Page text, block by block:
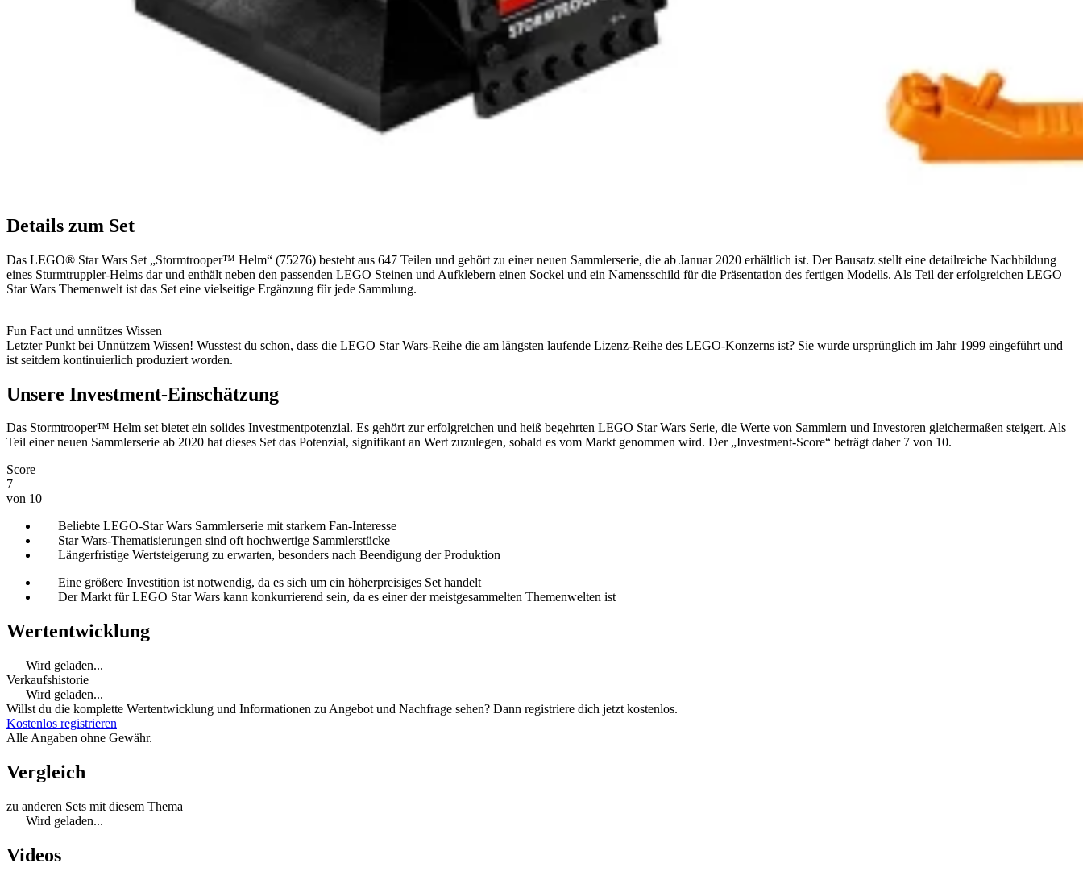
Details zum Set
Das LEGO® Star Wars Set „Stormtrooper™ Helm“ (75276) besteht aus 647 Teilen und gehört zu einer neuen Sammlerserie, die ab Januar 2020 erhältlich ist. Der Bausatz stellt eine detailreiche Nachbildung
eines Sturmtruppler-Helms dar und enthält neben den passenden LEGO Steinen und Aufklebern einen Sockel und ein Namensschild für die Präsentation des fertigen Modells. Als Teil der erfolgreichen LEGO
Star Wars Themenwelt ist das Set eine vielseitige Ergänzung für jede Sammlung.
Fun Fact und unnützes Wissen
Letzter Punkt bei Unnützem Wissen! Wusstest du schon, dass die LEGO Star Wars-Reihe die am längsten laufende Lizenz-Reihe des LEGO-Konzerns ist? Sie wurde ursprünglich im Jahr 1999 eingeführt und
ist seitdem kontinuierlich produziert worden.
Unsere Investment-Einschätzung
Das Stormtrooper™ Helm set bietet ein solides Investmentpotenzial. Es gehört zur erfolgreichen und heiß begehrten LEGO Star Wars Serie, die Werte von Sammlern und Investoren gleichermaßen steigert. Als
Teil einer neuen Sammlerserie ab 2020 hat dieses Set das Potenzial, signifikant an Wert zuzulegen, sobald es vom Markt genommen wird. Der „Investment-Score“ beträgt daher 7 von 10.
Score
7
von 10
Beliebte LEGO-Star Wars Sammlerserie mit starkem Fan-Interesse
Star Wars-Thematisierungen sind oft hochwertige Sammlerstücke
Längerfristige Wertsteigerung zu erwarten, besonders nach Beendigung der Produktion
Eine größere Investition ist notwendig, da es sich um ein höherpreisiges Set handelt
Der Markt für LEGO Star Wars kann konkurrierend sein, da es einer der meistgesammelten Themenwelten ist
Wertentwicklung
Wird geladen...
Verkaufshistorie
Wird geladen...
Willst du die komplette Wertentwicklung und Informationen zu Angebot und Nachfrage sehen? Dann registriere dich jetzt kostenlos.
Kostenlos registrieren
Alle Angaben ohne Gewähr.
Vergleich
zu anderen Sets mit diesem Thema
Wird geladen...
Videos